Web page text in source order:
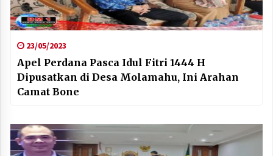
23/05/2023
Apel Perdana Pasca Idul Fitri 1444 H
Dipusatkan di Desa Molamahu, Ini Arahan
Camat Bone